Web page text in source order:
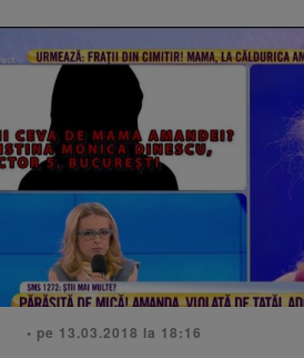
• pe 13.03.2018 la 18:16